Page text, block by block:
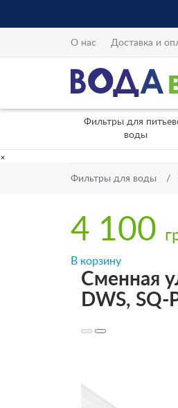
О нас Доставка и
Фильтры для
воды
×
Фильтры для воды
4 100
В корзину
Сменная
DWS, SQ-